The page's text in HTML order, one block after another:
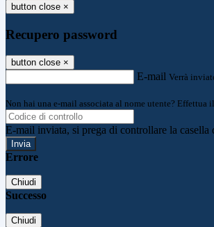
button close ×
Recupero password
button close ×
E-mail Verrà
Non hai una e-mail associata al nome utente? Effettua
E-mail inviata, si prega di controllare la casella
Errore
Chiudi
Successo
Chiudi